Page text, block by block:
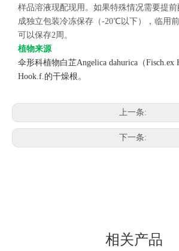
样品溶液现配现用。如果特殊情况需要提
成独立包装冷冻保存（-20℃以下），临用
可以保存2周。
植物来源
伞形科植物白芷Angelica dahurica（Fisch.ex
Hook.f.的干燥根。
上一条:
下一条:
相关产品